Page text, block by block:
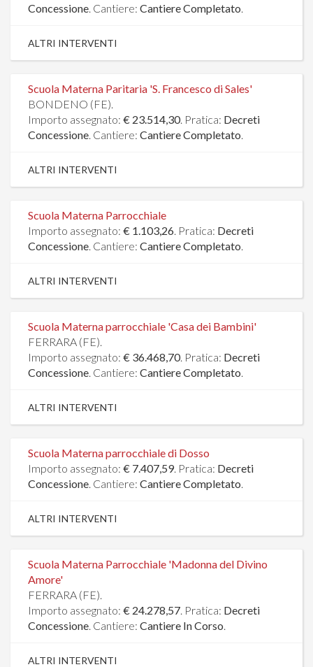
Concessione. Cantiere: Cantiere Completato.
ALTRI INTERVENTI
Scuola Materna Paritaria 'S. Francesco di Sales'
BONDENO (FE).
Importo assegnato: € 23.514,30. Pratica: Decreti
Concessione. Cantiere: Cantiere Completato.
ALTRI INTERVENTI
Scuola Materna Parrocchiale
Importo assegnato: € 1.103,26. Pratica: Decreti
Concessione. Cantiere: Cantiere Completato.
ALTRI INTERVENTI
Scuola Materna parrocchiale 'Casa dei Bambini'
FERRARA (FE).
Importo assegnato: € 36.468,70. Pratica: Decreti
Concessione. Cantiere: Cantiere Completato.
ALTRI INTERVENTI
Scuola Materna parrocchiale di Dosso
Importo assegnato: € 7.407,59. Pratica: Decreti
Concessione. Cantiere: Cantiere Completato.
ALTRI INTERVENTI
Scuola Materna Parrocchiale 'Madonna del Divino
Amore'
FERRARA (FE).
Importo assegnato: € 24.278,57. Pratica: Decreti
Concessione. Cantiere: Cantiere In Corso.
ALTRI INTERVENTI